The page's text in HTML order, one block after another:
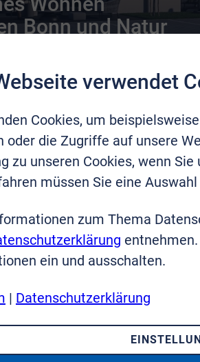
Bonn und Natur
14 hochwertige
verwendet
Cookies, um
oder die Zugriffe auf unsere
zu unseren Cookies, wenn
müssen Sie eine
zum Thema
ein und ausschalten.
| Datenschutzerklärung